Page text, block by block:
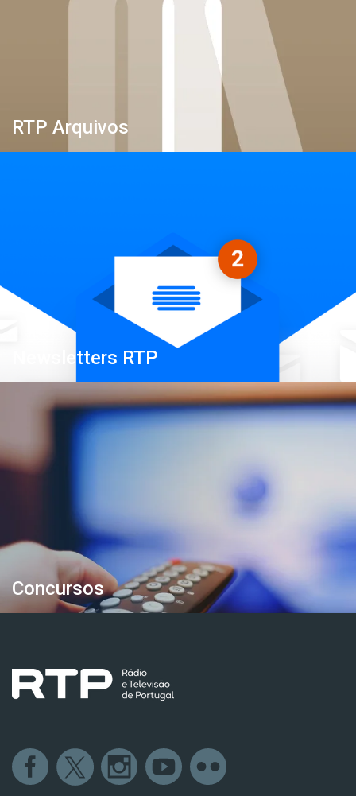
RTP Arquivos
Newsletters RTP
Concursos